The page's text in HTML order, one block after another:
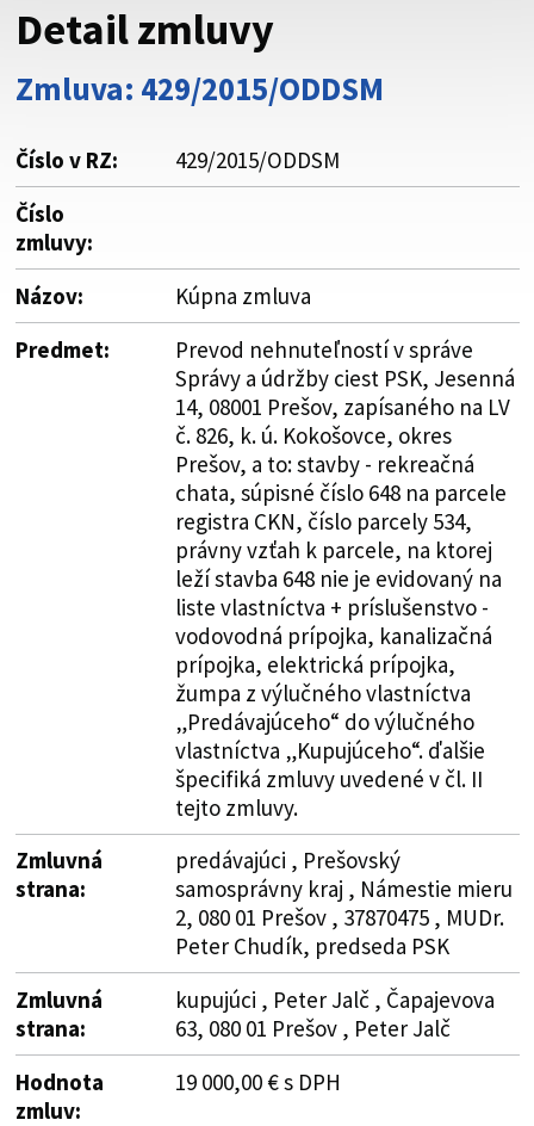
Buďte pozorní a vždy sa uistite, že zdieľate informácie iba
cez zabezpečenú webovú stránku. Zabezpečená stránka
vždy začína https:// pred názvom domény webového sídla.
Detail zmluvy
Zmluva: 429/2015/ODDSM
Číslo v RZ:
429/2015/ODDSM
Číslo
zmluvy:
Názov:
Kúpna zmluva
Predmet:
Prevod nehnuteľností v správe
Správy a údržby ciest PSK, Jesenná
14, 08001 Prešov, zapísaného na LV
č. 826, k. ú. Kokošovce, okres
Prešov, a to: stavby - rekreačná
chata, súpisné číslo 648 na parcele
registra CKN, číslo parcely 534,
právny vzťah k parcele, na ktorej
leží stavba 648 nie je evidovaný na
liste vlastníctva + príslušenstvo -
vodovodná prípojka, kanalizačná
prípojka, elektrická prípojka,
žumpa z výlučného vlastníctva
„Predávajúceho“ do výlučného
vlastníctva „Kupujúceho“. ďalšie
špecifiká zmluvy uvedené v čl. II
tejto zmluvy.
Zmluvná
strana:
predávajúci , Prešovský
samosprávny kraj , Námestie mieru
2, 080 01 Prešov , 37870475 , MUDr.
Peter Chudík, predseda PSK
Zmluvná
strana:
kupujúci , Peter Jalč , Čapajevova
63, 080 01 Prešov , Peter Jalč
Hodnota
zmluv:
19 000,00 € s DPH